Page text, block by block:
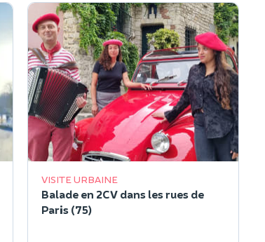
VISITE URBAINE
Balade en 2CV dans les rues de
Paris (75)